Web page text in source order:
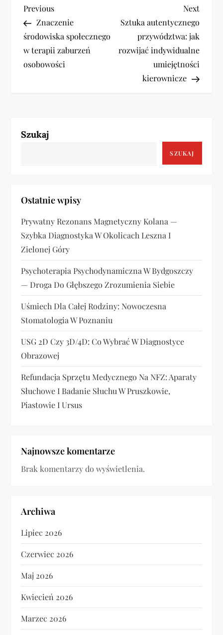
N
a
w
c
w
p
i
s
u
Previous
Post
Previous
Znaczenie
środowiska społecznego
w terapii zaburzeń
osobowości
Next
Post
Next
Sztuka autentycznego
przywództwa: jak
rozwijać indywidualne
umiejętności
kierownicze
Szukaj
SZUKAJ
Ostatnie wpisy
Prywatny Rezonans Magnetyczny Kolana —
Szybka Diagnostyka W Okolicach Leszna I
Zielonej Góry
Psychoterapia Psychodynamiczna W Bydgoszczy
— Droga Do Głębszego Zrozumienia Siebie
Uśmiech Dla Całej Rodziny: Nowoczesna
Stomatologia W Poznaniu
USG 2D Czy 3D/4D: Co Wybrać W Diagnostyce
Obrazowej
Refundacja Sprzętu Medycznego Na NFZ: Aparaty
Słuchowe I Badanie Słuchu W Pruszkowie,
Piastowie I Ursus
Najnowsze komentarze
Brak komentarzy do wyświetlenia.
Archiwa
Lipiec 2026
Czerwiec 2026
Maj 2026
Kwiecień 2026
Marzec 2026